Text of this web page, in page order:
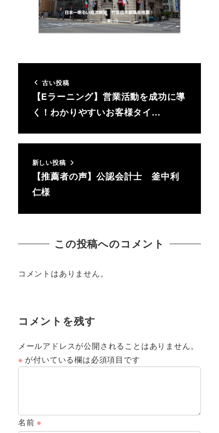
古い投稿
【Eラーニング】営業活動を成功に導
く！わかりやすいお客様タイ…
新しい投稿
【推薦者の声】公認会計士 釜中利
仁様
この投稿へのコメント
コメントはありません。
コメントを残す
メールアドレスが公開されることはありません。
※ が付いている欄は必須項目です
名前※